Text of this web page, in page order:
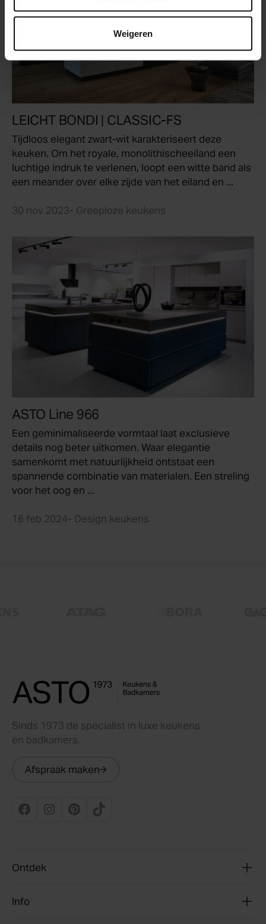
Weigeren
LEICHT BONDI | CLASSIC-FS
Tijdloos elegant zwart-wit karakteriseert deze
keuken. Om het royale, monolithischeeiland een
luchtige indruk te verlenen, loopt een witte band als
een meander over elke zijde van het eiland en ...
30 nov 2023- Greeploze keukens
ASTO Line 966
Een geminimaliseerde vormtaal laat exclusieve
details nog beter uitkomen. Waar elegantie
samenkomt met natuurlijkheid ontstaat een
spannende combinatie van materialen. Een streling
voor het oog en ...
16 feb 2024- Design keukens
Sinds 1973 de specialist in luxe keukens
en badkamers.
Afspraak maken
Ontdek
Info